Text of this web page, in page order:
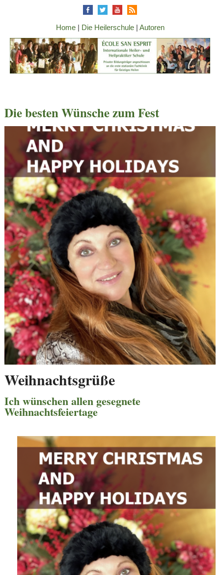
Home| Die Heilerschule| Autoren
Die besten Wünsche zum Fest
Weihnachtsgrüße
Ich wünschen allen gesegnete
Weihnachtsfeiertage